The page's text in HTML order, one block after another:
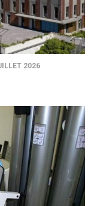
2026